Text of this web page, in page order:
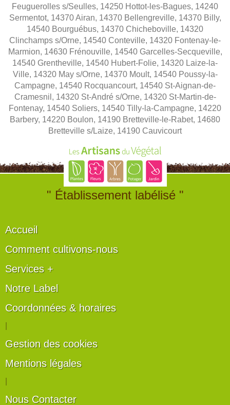
Feuguerolles s/Seulles, 14250 Hottot-les-Bagues, 14240
Sermentot, 14370 Airan, 14370 Bellengreville, 14370 Billy,
14540 Bourguébus, 14370 Chicheboville, 14320
Clinchamps s/Orne, 14540 Conteville, 14320 Fontenay-le-
Marmion, 14630 Frénouville, 14540 Garcelles-Secqueville,
14540 Grentheville, 14540 Hubert-Folie, 14320 Laize-la-
Ville, 14320 May s/Orne, 14370 Moult, 14540 Poussy-la-
Campagne, 14540 Rocquancourt, 14540 St-Aignan-de-
Cramesnil, 14320 St-André s/Orne, 14320 St-Martin-de-
Fontenay, 14540 Soliers, 14540 Tilly-la-Campagne, 14220
Barbery, 14220 Boulon, 14190 Bretteville-le-Rabet, 14680
Bretteville s/Laize, 14190 Cauvicourt
" Établissement labélisé "
Accueil
Comment cultivons-nous
Services +
Notre Label
Coordonnées & horaires
Gestion des cookies
Mentions légales
Nous Contacter